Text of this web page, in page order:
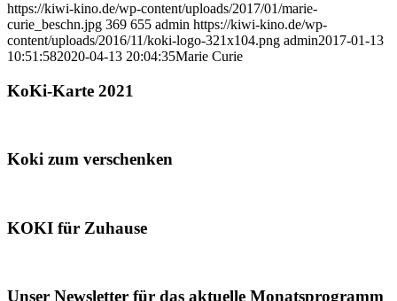
https://kiwi-kino.de/wp-content/uploads/2017/01/marie-
curie_beschn.jpg 369 655 admin https://kiwi-kino.de/wp-
content/uploads/2016/11/koki-logo-321x104.png admin2017-01-13
10:51:582020-04-13 20:04:35Marie Curie
KoKi-Karte 2021
Koki zum verschenken
KOKI für Zuhause
Unser Newsletter für das aktuelle Monatsprogramm